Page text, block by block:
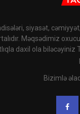
siyasət,
Məqsədimiz
daxil ola biləcəyiniz
Bizimlə